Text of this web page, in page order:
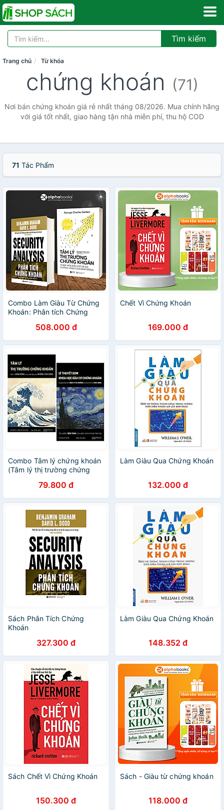
Tìm kiếm
Trang chủ Từ khóa
chứng khoán (71)
Nơi bán chứng khoán giá rẻ nhất tháng 08/2026. Mua chính hãng
với giá tốt nhất, giao hàng tận nhà miễn phí, thu hộ COD
71 Tác Phẩm
Combo Làm Giàu Từ Chứng
Khoán: Phân tích Chứng
Chứng Khoán508.000 đ
Chết Vì Chứng Khoán
169.000 đ
Combo Tâm lý chứng khoán
(Tâm lý thị trường chứng
Khoa học đầu cơ chứng
khoán)
79.800 đ
Làm Giàu Qua Chứng Khoán
132.000 đ
Sách Phân Tích Chứng
Khoán
327.300 đ
Làm Giàu Qua Chứng Khoán
148.352 đ
Sách Chết Vì Chứng Khoán
150.300 đ
Sách - Giàu từ chứng khoán
118.000 đ